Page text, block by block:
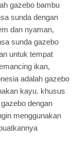
gazebo bambu
sunda dengan
dan nyaman,
sunda gazebo
untuk tempat
ikan,
adalah gazebo
kayu. khusus
dengan
menggunakan